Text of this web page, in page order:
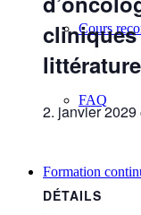
Cours
FAQ
Formation
cliniques
littérature
2. janvier 2029
DÉTAILS